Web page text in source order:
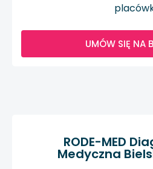
UMÓW SIĘ NA
RODE-MED
Medyczna